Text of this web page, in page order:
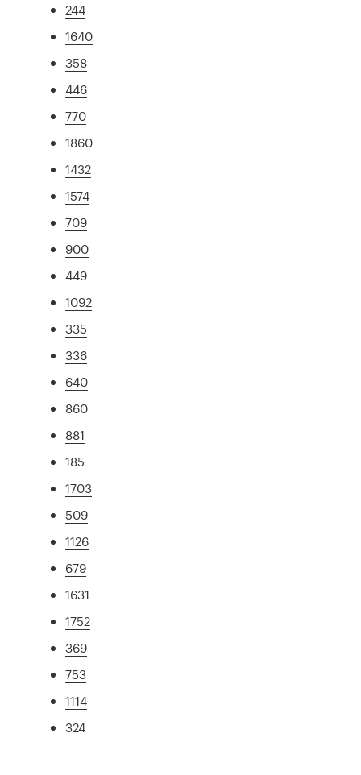
244
1640
358
446
770
1860
1432
1574
709
900
449
1092
335
336
640
860
881
185
1703
509
1126
679
1631
1752
369
753
1114
324